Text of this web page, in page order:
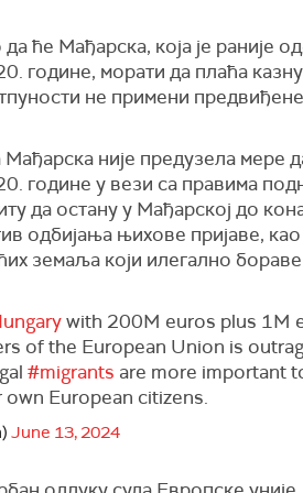
ће Мађарска, која је раније
године, морати да плаћа
не примени
није предузела мере
године у вези са правима
да остану у Мађарској до
одбијања њихове пријаве,
земаља који илегално бораве
with 200M euros plus 1M
of the European Union is
#migrants are more important
European citizens.
June 13, 2024